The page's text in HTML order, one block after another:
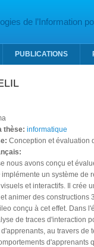
de l’Information
PUBLICATIONS
thèse: informatique
Conception et évaluation
nous avons conçu et
implémente un système
et interactifs. Il crée
animer des
conçu à cet effet. Dans
de traces d'interaction
au travers de
d'apprenants